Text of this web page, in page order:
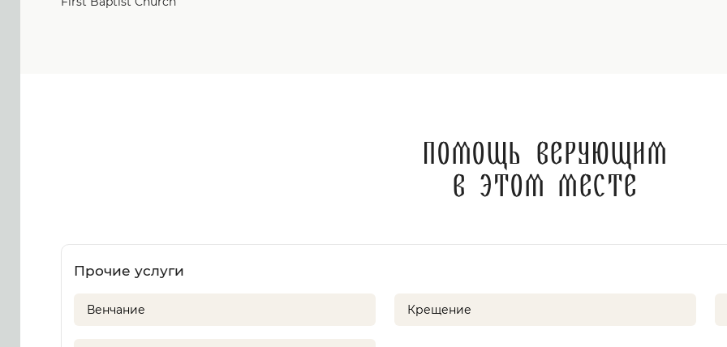
Помощь верующим
в этом месте
Прочие услуги
Венчание Крещение